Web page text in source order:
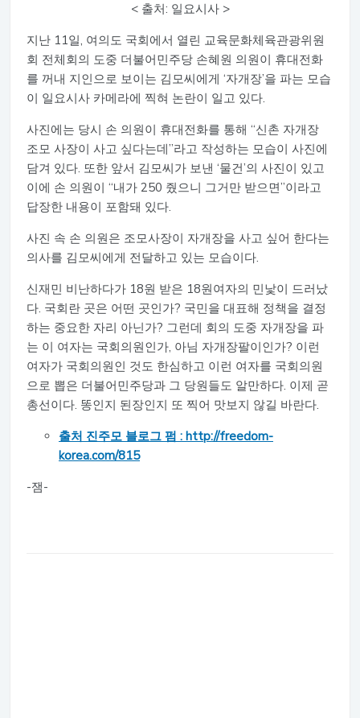
< 출처: 일요시사 >
지난 11일, 여의도 국회에서 열린 교육문화체육관광위원
회 전체회의 도중 더불어민주당 손혜원 의원이 휴대전화
를 꺼내 지인으로 보이는 김모씨에게 ‘자개장’을 파는 모습
이 일요시사 카메라에 찍혀 논란이 일고 있다.
사진에는 당시 손 의원이 휴대전화를 통해 “신촌 자개장
조모 사장이 사고 싶다는데”라고 작성하는 모습이 사진에
담겨 있다. 또한 앞서 김모씨가 보낸 ‘물건’의 사진이 있고
이에 손 의원이 “내가 250 줬으니 그거만 받으면”이라고
답장한 내용이 포함돼 있다.
사진 속 손 의원은 조모사장이 자개장을 사고 싶어 한다는
의사를 김모씨에게 전달하고 있는 모습이다.
신재민 비난하다가 18원 받은 18원여자의 민낯이 드러났
다. 국회란 곳은 어떤 곳인가? 국민을 대표해 정책을 결정
하는 중요한 자리 아닌가? 그런데 회의 도중 자개장을 파
는 이 여자는 국회의원인가, 아님 자개장팔이인가? 이런
여자가 국회의원인 것도 한심하고 이런 여자를 국회의원
으로 뽑은 더불어민주당과 그 당원들도 알만하다. 이제 곧
총선이다. 똥인지 된장인지 또 찍어 맛보지 않길 바란다.
출처 진주모 블로그 펌 : http://freedom-
korea.com/815
-잼-